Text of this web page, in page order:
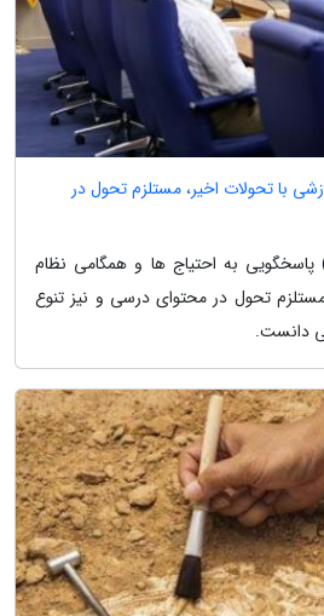
با تحولات اخیر، مستلزم تحول در
به احتیاج ها و همگامی نظام
تحول در محتوای درسی و نیز تنوع
دانست.